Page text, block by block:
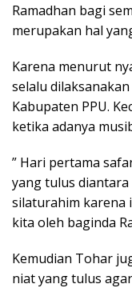
Ramadhan bagi
merupakan hal
Karena menurut
selalu
Kabupaten PPU.
ketika adanya
” Hari pertama
yang tulus
silaturahim karena
kita oleh baginda
Kemudian Tohar
niat yang tulus